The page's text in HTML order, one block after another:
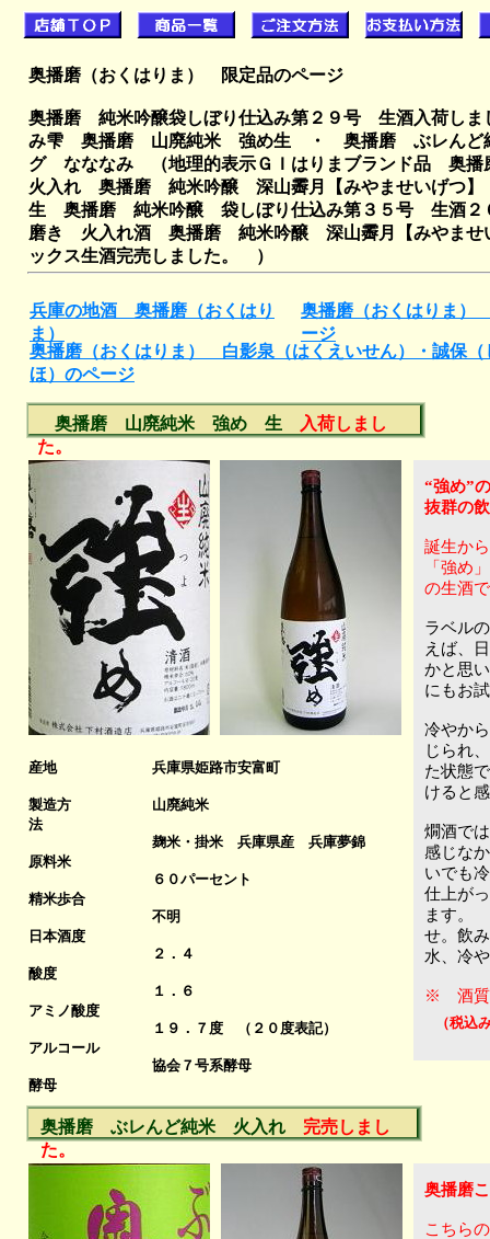
奥播磨（おくはりま） 限定品のページ
奥播磨 純米吟醸袋しぼり仕込み第２９号 生酒入荷し
み雫 奥播磨 山廃純米 強め生 ・ 奥播磨 ぶレんど
グ なななみ （地理的表示ＧＩはりまブランド品 奥
火入れ 奥播磨 純米吟醸 深山霽月【みやませいげつ
生 奥播磨 純米吟醸 袋しぼり仕込み第３５号 生酒
磨き 火入れ酒 奥播磨 純米吟醸 深山霽月【みやま
ックス生酒完売しました。
）
兵庫の地酒 奥播磨（おくはり
ま）
奥播磨（おくはりま）
ージ
奥播磨（おくはりま） 白影泉（はくえいせん）・誠保（
ほ）のページ
奥播磨 ぶレんど純米 火入れ 完売しまし
た。
奥播磨
こちら
奥播磨 山廃純米 強め 生
入荷しまし
た。
産地
製造方
法
原料米
精米歩合
日本酒度
酸度
アミノ酸度
アルコール
酵母
兵庫県姫路市安富町
山廃純米
麹米・掛米 兵庫県産 兵庫夢錦
６０パーセント
不明
２．４
１．６
１９．７度 （２０度表記）
協会７号系酵母
（税込
“強め”
抜群の
誕生か
「強め
の生酒
ラベル
えば、
かと思
にもお
冷やか
じられ
た状態
けると
燗酒で
感じな
いでも
仕上が
ます。
せ。飲
水、冷
※ 酒質